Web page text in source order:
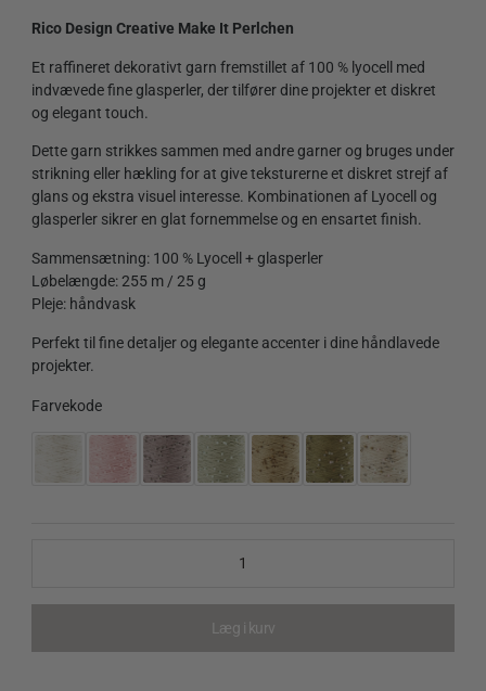
Rico Design Creative Make It Perlchen
Et raffineret dekorativt garn fremstillet af 100 % lyocell med
indvævede fine glasperler, der tilfører dine projekter et diskret
og elegant touch.
Dette garn strikkes sammen med andre garner og bruges under
strikning eller hækling for at give teksturerne et diskret strejf af
glans og ekstra visuel interesse. Kombinationen af Lyocell og
glasperler sikrer en glat fornemmelse og en ensartet finish.
Sammensætning: 100 % Lyocell + glasperler
Løbelængde: 255 m / 25 g
Pleje: håndvask
Perfekt til fine detaljer og elegante accenter i dine håndlavede
projekter.
Farvekode
Make
it
quantity
Læg i kurv